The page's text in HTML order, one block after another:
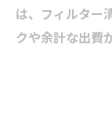
は、フィルター
クや余計な出費